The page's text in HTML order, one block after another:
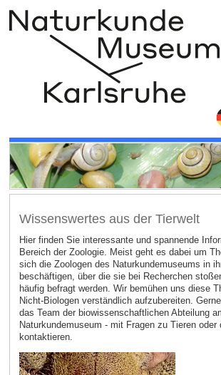
Wissenswertes aus der Tierwelt
Hier finden Sie interessante und spannende
Bereich der Zoologie. Meist geht es dabei um
sich die Zoologen des Naturkundemuseums in
beschäftigen, über die sie bei Recherchen
häufig befragt werden. Wir bemühen uns diese
Nicht-Biologen verständlich aufzubereiten.
das Team der biowissenschaftlichen Abteilung
Naturkundemuseum - mit Fragen zu Tieren oder
kontaktieren.